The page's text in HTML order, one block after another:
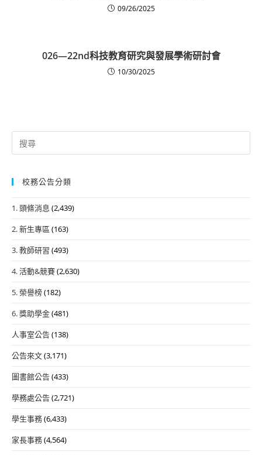
09/26/2025
026—22nd科技教育研究與發展學術研討會
10/30/2025
Search
for:
校務公告分類
1. 頭條消息 (2,439)
2. 新生專區 (163)
3. 教師研習 (493)
4. 活動&競賽(2,630)
5. 榮譽榜(182)
6. 獎助學金(481)
人事室公告(138)
公告來文(3,171)
圖書館公告(433)
學務處公告(2,721)
學生事務(6,433)
家長事務(4,564)